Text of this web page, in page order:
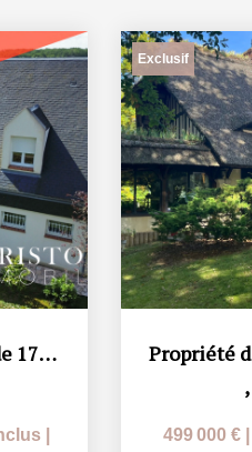
Maison de Caractère de 170 m2 à St Michel
Exclusif
,
499 000 €